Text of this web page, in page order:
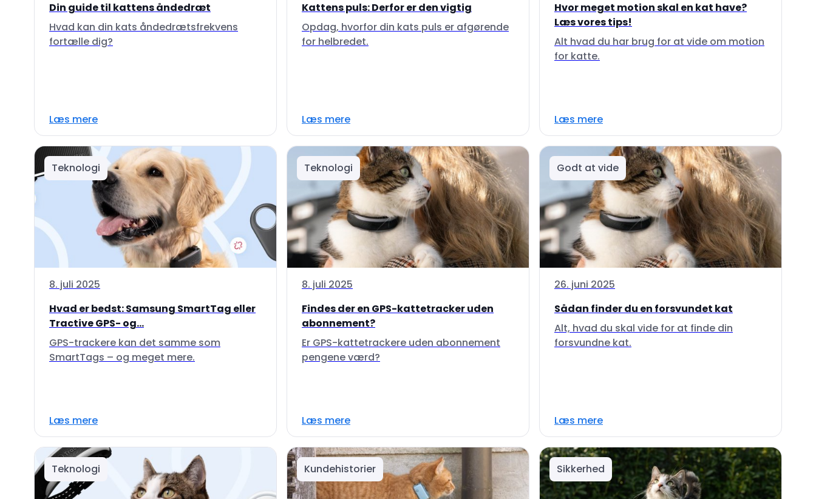
Din guide til kattens åndedræt
Hvad kan din kats åndedrætsfrekvens
fortælle dig?
Læs mere
Kattens puls: Derfor er den vigtig
Opdag, hvorfor din kats puls er afgørende
for helbredet.
Læs mere
Hvor meget motion skal en kat have?
Læs vores tips!
Alt hvad du har brug for at vide om motion
for katte.
Læs mere
Teknologi
8. juli 2025
Hvad er bedst: Samsung SmartTag eller
Tractive GPS- og...
GPS-trackere kan det samme som
SmartTags – og meget mere.
Læs mere
Teknologi
8. juli 2025
Findes der en GPS-kattetracker uden
abonnement?
Er GPS-kattetrackere uden abonnement
pengene værd?
Læs mere
Godt at vide
26. juni 2025
Sådan finder du en forsvundet kat
Alt, hvad du skal vide for at finde din
forsvundne kat.
Læs mere
Teknologi Kundehistorier Sikkerhed